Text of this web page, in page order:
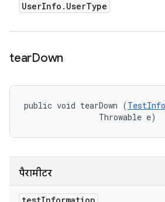
UserInfo . UserType
tearDown
public void tearDown (
                Throwable e)
पैरामीटर